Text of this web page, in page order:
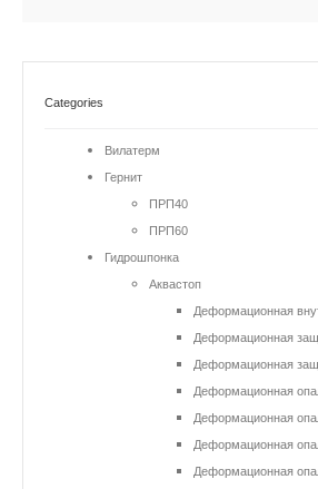
Categories
Вилатерм
Гернит
ПРП40
ПРП60
Гидрошпонка
Аквастоп
Деформационная
Деформационная
Деформационная
Деформационная
Деформационная
Деформационная
Деформационная